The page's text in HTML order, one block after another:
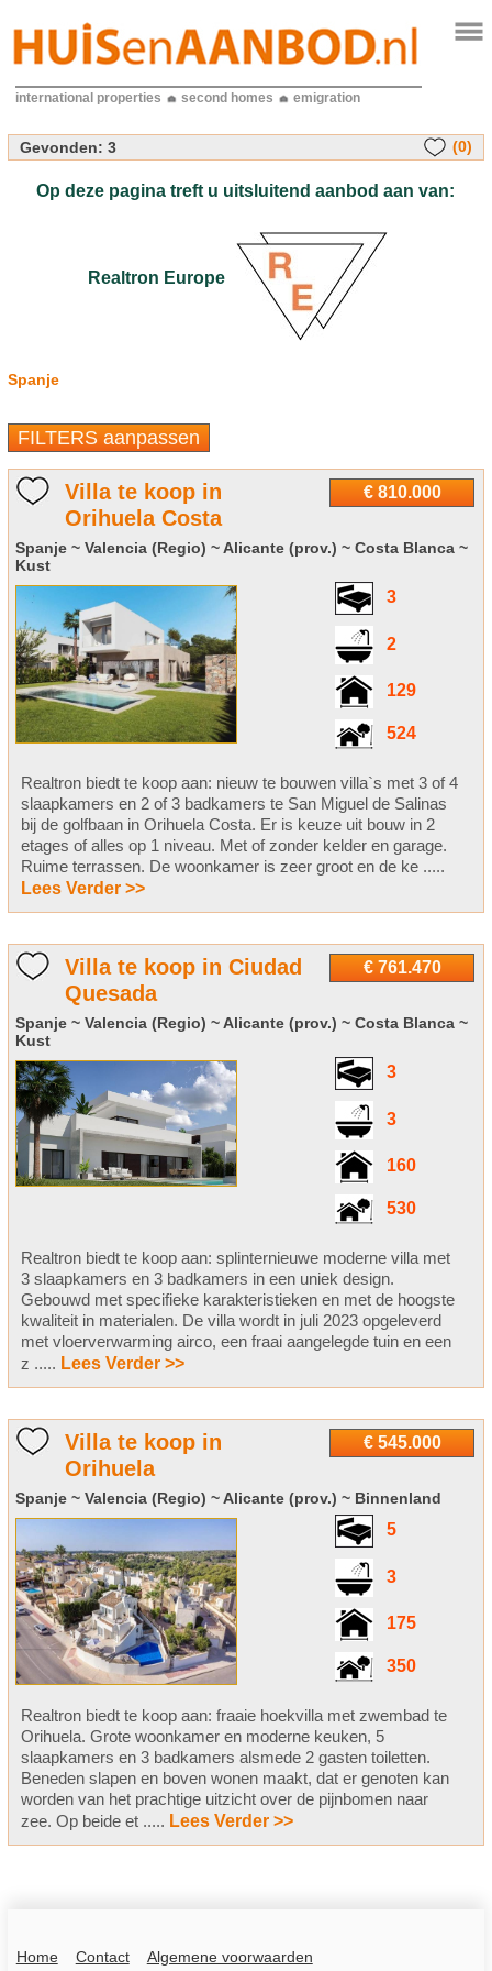
international properties second homes emigration
Gevonden: 3 (0)
Op deze pagina treft u uitsluitend aanbod aan van:
Realtron Europe
Spanje
FILTERS aanpassen
€ 810.000
Villa te koop in
Orihuela Costa
Spanje ~ Valencia (Regio) ~ Alicante (prov.) ~ Costa Blanca ~
Kust
3
2
129
524
Realtron biedt te koop aan: nieuw te bouwen villa`s met 3 of 4
slaapkamers en 2 of 3 badkamers te San Miguel de Salinas
bij de golfbaan in Orihuela Costa. Er is keuze uit bouw in 2
etages of alles op 1 niveau. Met of zonder kelder en garage.
Ruime terrassen. De woonkamer is zeer groot en de ke .....
Lees Verder >>
€ 761.470
Villa te koop in Ciudad
Quesada
Spanje ~ Valencia (Regio) ~ Alicante (prov.) ~ Costa Blanca ~
Kust
3
3
160
530
Realtron biedt te koop aan: splinternieuwe moderne villa met
3 slaapkamers en 3 badkamers in een uniek design.
Gebouwd met specifieke karakteristieken en met de hoogste
kwaliteit in materialen. De villa wordt in juli 2023 opgeleverd
met vloerverwarming airco, een fraai aangelegde tuin en een
z ..... Lees Verder >>
€ 545.000
Villa te koop in
Orihuela
Spanje ~ Valencia (Regio) ~ Alicante (prov.) ~ Binnenland
5
3
175
350
Realtron biedt te koop aan: fraaie hoekvilla met zwembad te
Orihuela. Grote woonkamer en moderne keuken, 5
slaapkamers en 3 badkamers alsmede 2 gasten toiletten.
Beneden slapen en boven wonen maakt, dat er genoten kan
worden van het prachtige uitzicht over de pijnbomen naar
zee. Op beide et ..... Lees Verder >>
Home Contact Algemene voorwaarden